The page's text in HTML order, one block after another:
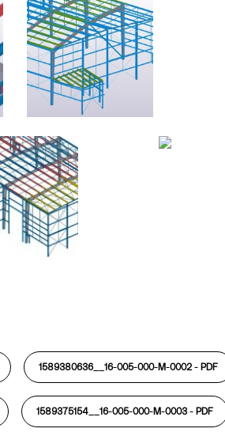
1589380636__16-005-000-M-0002 - PDF
1589375154__16-005-000-M-0003 - PDF